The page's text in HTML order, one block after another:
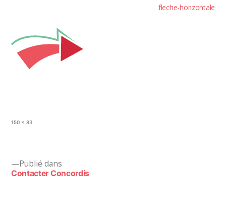
fleche-horizontale
Taille
150 × 83
Navigation
Publié dans
Contacter Concordis